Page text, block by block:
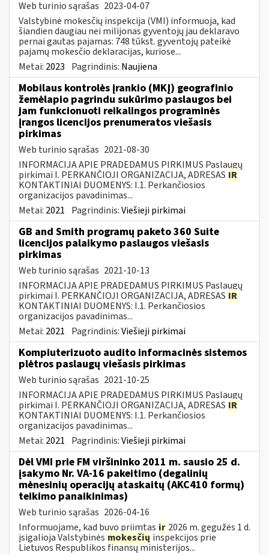
Web turinio sąrašas 2023-04-07
Valstybinė mokesčių inspekcija (VMI) informuoja, kad
šiandien daugiau nei milijonas gyventojų jau deklaravo
pernai gautas pajamas: 748 tūkst. gyventojų pateikė
pajamų mokesčio deklaracijas, kuriose...
Metai: 2023 Pagrindinis: Naujiena
Mobilaus kontrolės įrankio (MKĮ) geografinio
žemėlapio pagrindu sukūrimo paslaugos bei
jam funkcionuoti reikalingos programinės
įrangos licencijos prenumeratos viešasis
pirkimas
Web turinio sąrašas 2021-08-30
INFORMACIJA APIE PRADEDAMUS PIRKIMUS Paslaugų
pirkimai I. PERKANČIOJI ORGANIZACIJA, ADRESAS IR
KONTAKTINIAI DUOMENYS: I.1. Perkančiosios
organizacijos pavadinimas...
Metai: 2021 Pagrindinis:Viešieji pirkimai
GB and Smith programų paketo 360 Suite
licencijos palaikymo paslaugos viešasis
pirkimas
Web turinio sąrašas 2021-10-13
INFORMACIJA APIE PRADEDAMUS PIRKIMUS Paslaugų
pirkimai I. PERKANČIOJI ORGANIZACIJA, ADRESAS IR
KONTAKTINIAI DUOMENYS: I.1. Perkančiosios
organizacijos pavadinimas...
Metai: 2021 Pagrindinis:Viešieji pirkimai
Kompiuterizuoto audito informacinės sistemos
plėtros paslaugų viešasis pirkimas
Web turinio sąrašas 2021-10-25
INFORMACIJA APIE PRADEDAMUS PIRKIMUS Paslaugų
pirkimai I. PERKANČIOJI ORGANIZACIJA, ADRESAS IR
KONTAKTINIAI DUOMENYS: I.1. Perkančiosios
organizacijos pavadinimas...
Metai: 2021 Pagrindinis:Viešieji pirkimai
Dėl VMI prie FM viršininko 2011 m. sausio 25 d.
įsakymo Nr. VA-16 pakeitimo (degalinių
mėnesinių operacijų ataskaitų (AKC410 formų)
teikimo panaikinimas)
Web turinio sąrašas 2026-04-16
Informuojame, kad buvo priimtas ir 2026 m. gegužės 1 d.
įsigalioja Valstybinės mokesčių inspekcijos prie
Lietuvos Respublikos finansų ministerijos...